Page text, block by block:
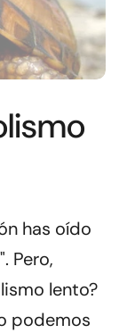
has oído
". Pero,
lento?
podemos